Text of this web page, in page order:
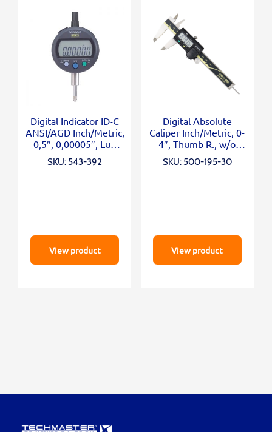
Digital Indicator ID-C
ANSI/AGD Inch/Metric,
0,5″, 0,00005″, Lug
Back
SKU: 543-392
View product
Digital Absolute
Caliper Inch/Metric, 0-
4″, Thumb R., w/o
Output
SKU: 500-195-30
View product